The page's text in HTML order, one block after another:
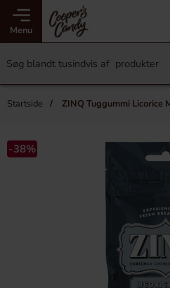
Menu
Startside ZINQ Tuggummi
-38%